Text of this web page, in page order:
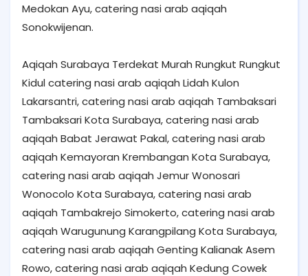
Medokan Ayu, catering nasi arab aqiqah
Sonokwijenan.
Aqiqah Surabaya Terdekat Murah Rungkut Rungkut
Kidul catering nasi arab aqiqah Lidah Kulon
Lakarsantri, catering nasi arab aqiqah Tambaksari
Tambaksari Kota Surabaya, catering nasi arab
aqiqah Babat Jerawat Pakal, catering nasi arab
aqiqah Kemayoran Krembangan Kota Surabaya,
catering nasi arab aqiqah Jemur Wonosari
Wonocolo Kota Surabaya, catering nasi arab
aqiqah Tambakrejo Simokerto, catering nasi arab
aqiqah Warugunung Karangpilang Kota Surabaya,
catering nasi arab aqiqah Genting Kalianak Asem
Rowo, catering nasi arab aqiqah Kedung Cowek